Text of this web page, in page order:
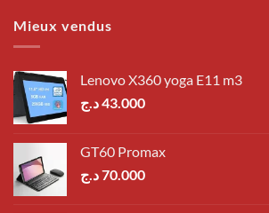
Mieux vendus
Lenovo X360 yoga E11 m3
43.000د.ج
GT60 Promax
70.000د.ج